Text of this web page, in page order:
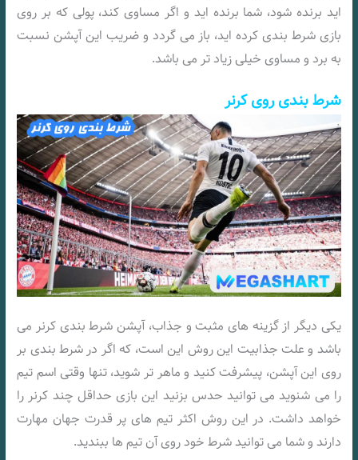
اید برنده شود، شما برنده اید و اگر مساوی کند، پولی که بر روی
بازی شرط بندی کرده اید، باز می گردد و ضریب این آپشن نسبت
به برد و مساوی خیلی زیاد تر می باشد.
شرط بندی روی کرنر
یکی دیگر از گزینه های مثبت و جذاب، آپشن شرط بندی کرنر می
باشد و علت جذابیت این روش این است، که اگر در شرط بندی بر
روی این آپشن، پیشرفت کنید و ماهر تر شوید، تنها وقتی اسم تیم
را می شنوید می توانید حدس بزنید این بازی حداقل چند کرنر را
خواهد داشت. در این روش اکثر تیم های پر قدرت جهان مهارت
دارند و شما می توانید شرط خود روی آن تیم ها ببندید.